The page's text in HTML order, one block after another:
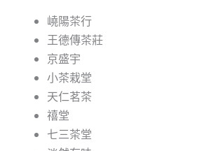
嶢陽茶行
王德傳茶莊
京盛宇
小茶栽堂
天仁茗茶
禧堂
七三茶堂